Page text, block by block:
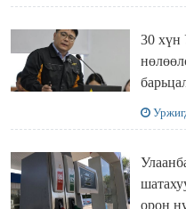
30
шатахуун
орон